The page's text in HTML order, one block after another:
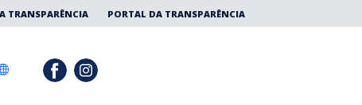
TRANSPARÊNCIA PORTAL DA TRANSPARÊNCIA